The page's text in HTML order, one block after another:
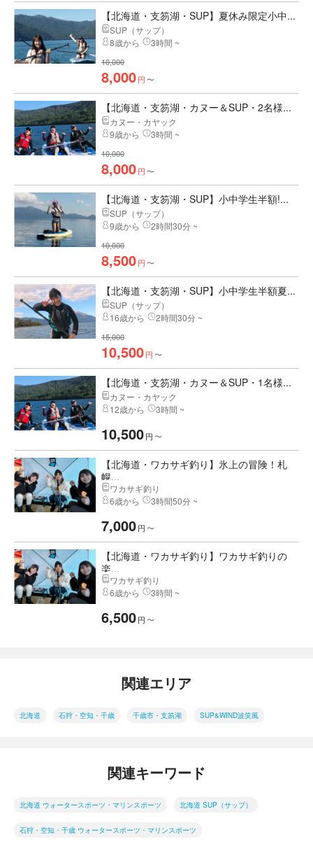
【北海道・支笏湖・SUP】夏休み限定小中...
SUP（サップ）
8歳から
3時間 ~
10,000
8,000円 〜
【北海道・支笏湖・カヌー＆SUP・2名様...
カヌー・カヤック
9歳から
3時間 ~
10,000
8,000円 〜
【北海道・支笏湖・SUP】小中学生半額!...
SUP（サップ）
9歳から
2時間30分 ~
10,000
8,500円 〜
【北海道・支笏湖・SUP】小中学生半額夏...
SUP（サップ）
16歳から
2時間30分 ~
15,000
10,500円 〜
【北海道・支笏湖・カヌー＆SUP・1名様...
カヌー・カヤック
12歳から
3時間 ~
10,500円 〜
【北海道・ワカサギ釣り】氷上の冒険！札
幌...
ワカサギ釣り
6歳から
3時間50分 ~
7,000円 〜
【北海道・ワカサギ釣り】ワカサギ釣りの
楽...
ワカサギ釣り
6歳から
3時間 ~
6,500円 〜
関連エリア
北海道 石狩・空知・千歳 千歳市・支笏湖 SUP&WIND波笑風
関連キーワード
北海道 ウォータースポーツ・マリンスポーツ 北海道 SUP（サップ）
石狩・空知・千歳 ウォータースポーツ・マリンスポーツ